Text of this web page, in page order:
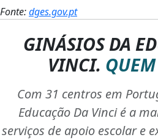
Fonte:dges.gov.pt
GINÁSIOS DA
VINCI.
Com 31 centros em
Educação Da Vinci é a
serviços de apoio escolar e